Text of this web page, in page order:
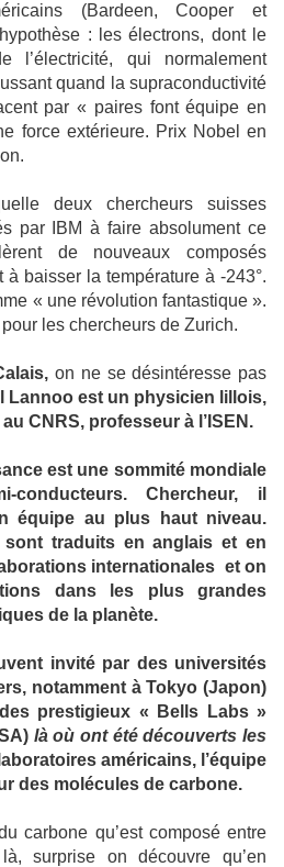
(Bardeen, Cooper et
: les électrons, dont le
l’électricité, qui normalement
quand la supraconductivité
par « paires font équipe en
force extérieure. Prix Nobel en
deux chercheurs suisses
par IBM à faire absolument ce
de nouveaux composés
baisser la température à -243°.
« une révolution fantastique ».
les chercheurs de Zurich.
on ne se désintéresse pas
Lannoo est un physicien lillois,
CNRS, professeur à l’ISEN.
est une sommité mondiale
Chercheur, il
équipe au plus haut niveau.
sont traduits en anglais et en
internationales et on
dans les plus grandes
de la planète.
invité par des universités
notamment à Tokyo (Japon)
prestigieux « Bells Labs »
là où ont été découverts les
américains, l’équipe
des molécules de carbone.
carbone qu’est composé entre
surprise on découvre qu’en